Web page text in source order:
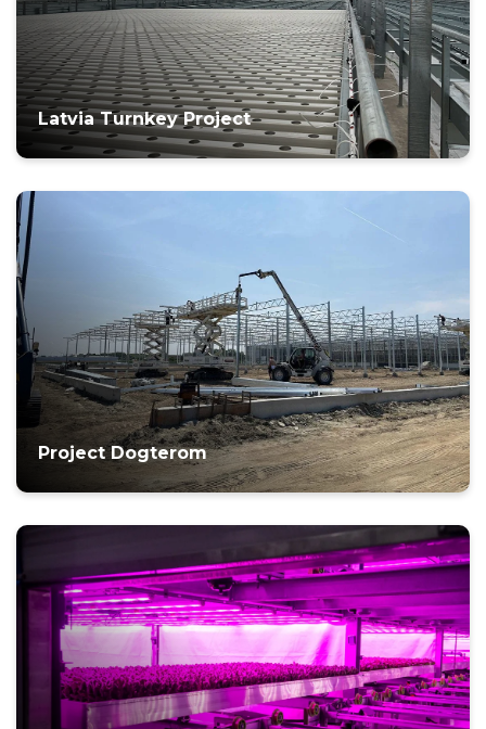
Latvia Turnkey Project
Project Dogterom